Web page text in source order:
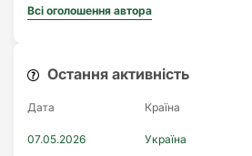
Всі оголошення автора
Остання активність
Дата Країна
07.05.2026 Україна